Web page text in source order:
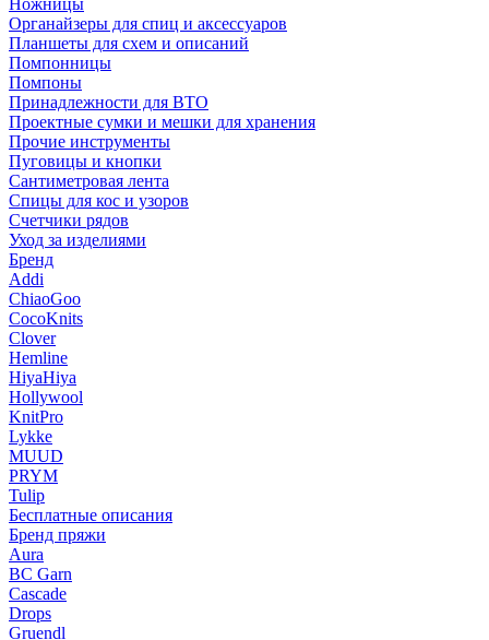
Ножницы
Органайзеры для спиц и аксессуаров
Планшеты для схем и описаний
Помпонницы
Помпоны
Принадлежности для ВТО
Проектные сумки и мешки для хранения
Прочие инструменты
Пуговицы и кнопки
Сантиметровая лента
Спицы для кос и узоров
Счетчики рядов
Уход за изделиями
Бренд
Addi
ChiaoGoo
CocoKnits
Clover
Hemline
HiyaHiya
Hollywool
KnitPro
Lykke
MUUD
PRYM
Tulip
Бесплатные описания
Бренд пряжи
Aura
BC Garn
Cascade
Drops
Gruendl